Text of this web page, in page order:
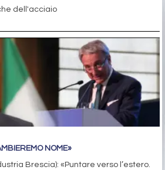
dell'acciaio
NOME»
Brescia): «Puntare verso l’estero.